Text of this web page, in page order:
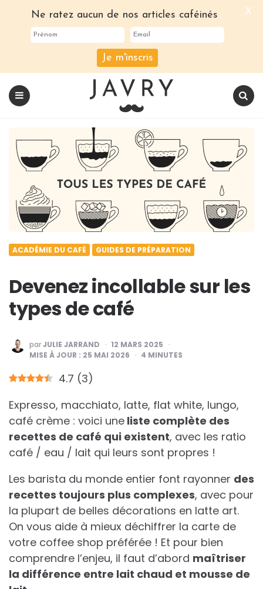
Le
blog
Javry
Coffee
ACADÉMIE DU CAFÉ GUIDES DE PRÉPARATION
Devenez incollable sur les
types de café
PUBLIÉ
PAR
parJULIE JARRAND
12 MARS 2025
MISE À JOUR : 25 MAI 2026 4 MINUTES
4.7 (3)
Expresso, macchiato, latte, flat white, lungo,
café crème : voici une liste complète des
recettes de café qui existent, avec les ratio
café / eau / lait qui leurs sont propres !
Les barista du monde entier font rayonner des
recettes toujours plus complexes, avec pour
la plupart de belles décorations en latte art.
On vous aide à mieux déchiffrer la carte de
votre coffee shop préférée ! Et pour bien
comprendre l’enjeu, il faut d’abord maîtriser
la différence entre lait chaud et mousse de
Ne ratez aucun de nos articles caféinés
Je m'inscris
X